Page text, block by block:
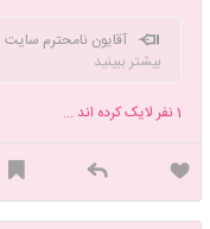
آقایون نامحترم
بیشتر ببینید
1نفر لایک کرده اند ...